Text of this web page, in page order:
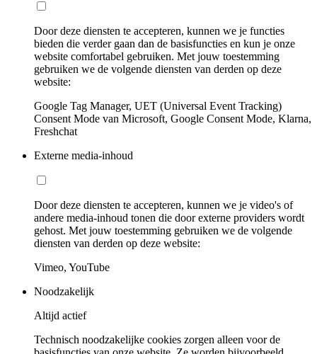
Door deze diensten te accepteren, kunnen we je functies
bieden die verder gaan dan de basisfuncties en kun je onze
website comfortabel gebruiken. Met jouw toestemming
gebruiken we de volgende diensten van derden op deze
website:
Google Tag Manager, UET (Universal Event Tracking)
Consent Mode van Microsoft, Google Consent Mode, Klarna,
Freshchat
Externe media-inhoud
Door deze diensten te accepteren, kunnen we je video's of
andere media-inhoud tonen die door externe providers wordt
gehost. Met jouw toestemming gebruiken we de volgende
diensten van derden op deze website:
Vimeo, YouTube
Noodzakelijk
Altijd actief
Technisch noodzakelijke cookies zorgen alleen voor de